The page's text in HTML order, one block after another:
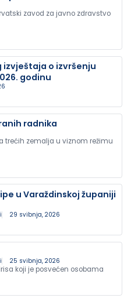
zavod za javno zdravstvo
izvještaja o izvršenju
godinu
radnika
trećih zemalja u viznom režimu
u Varaždinskoj županiji
29 svibnja, 2026
25 svibnja, 2026
koji je posvećen osobama